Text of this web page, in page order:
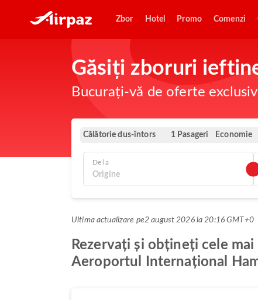
Zbor Hotel Promo Comenzi
Găsiți zboruri
Bucurați-vă de oferte
Călătorie dus-întors 1 Pasageri Economie
De la
Ultima actualizare pe2 august 2026 la 20:16 GMT+0
Rezervați și obțineți cele
Aeroportul Internațional